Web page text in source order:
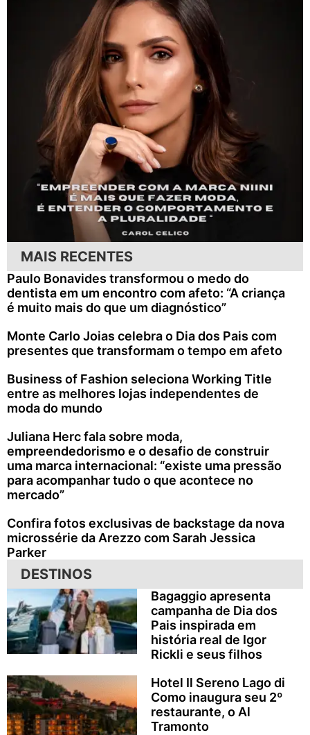
MAIS RECENTES
Paulo Bonavides transformou o medo do
dentista em um encontro com afeto: “A criança
é muito mais do que um diagnóstico”
Monte Carlo Joias celebra o Dia dos Pais com
presentes que transformam o tempo em afeto
Business of Fashion seleciona Working Title
entre as melhores lojas independentes de
moda do mundo
Juliana Herc fala sobre moda,
empreendedorismo e o desafio de construir
uma marca internacional: “existe uma pressão
para acompanhar tudo o que acontece no
mercado”
Confira fotos exclusivas de backstage da nova
microssérie da Arezzo com Sarah Jessica
Parker
DESTINOS
Bagaggio apresenta
campanha de Dia dos
Pais inspirada em
história real de Igor
Rickli e seus filhos
Hotel Il Sereno Lago di
Como inaugura seu 2º
restaurante, o Al
Tramonto